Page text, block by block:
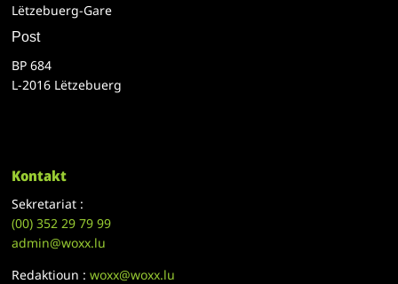
Lëtzebuerg-Gare
Post
BP 684
L-2016 Lëtzebuerg
Kontakt
Sekretariat :
(00)352 29 79 99
admin@woxx.lu
Redaktioun :woxx@woxx.lu